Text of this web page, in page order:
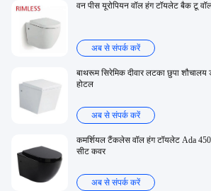
वन पीस यूरोपियन वॉल हंग टॉयलेट बैक टू
अब से संपर्क करें
बाथरूम सिरेमिक दीवार लटका छुपा शौचालय
होटल
अब से संपर्क करें
कमर्शियल टैंकलेस वॉल हंग टॉयलेट Ada
सीट कवर
अब से संपर्क करें